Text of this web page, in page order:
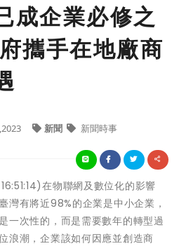
成企業必修之
攜手在地廠商
新聞 新聞時事
在物聯網及數位化的影響
灣有將近98%的企業是中小企業，
一次性的，而是需要數年的轉型過
浪潮，企業該如何因應並創造商